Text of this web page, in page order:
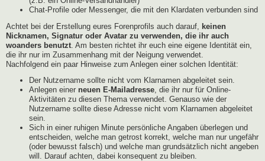
Chat-Profile oder Messenger, die mit den Klardaten verbunden sind
Achtet bei der Erstellung eures Forenprofils auch darauf, keinen
Nicknamen, Signatur oder Avatar zu verwenden, die ihr auch
woanders benutzt. Am besten richtet ihr euch eine eigene Identität ein,
die ihr nur im Zusammenhang mit der Neigung verwendet.
Nachfolgend ein paar Hinweise zum Anlegen einer solchen Identität:
Der Nutzername sollte nicht vom Klarnamen abgeleitet sein.
Anlegen einer neuen E-Mailadresse , die ihr nur für Online-
Aktivitäten zu diesen Thema verwendet. Genauso wie der
Nutzername sollte diese Adresse nicht vom Klarnamen abgeleitet
sein.
Sich in einer ruhigen Minute persönliche Angaben überlegen und
entscheiden, welche man getrost korrekt, welche man nur ungefähr
(oder bewusst falsch) und welche man grundsätzlich nicht angeben
will. Darauf achten, dabei konsequent zu bleiben.